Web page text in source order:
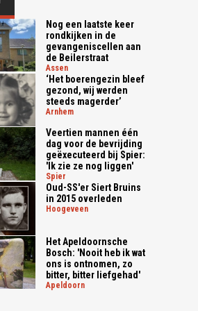
Nog een laatste keer
rondkijken in de
gevangeniscellen aan
de Beilerstraat
assen
‘Het boerengezin bleef
gezond, wij werden
steeds magerder’
arnhem
Veertien mannen één
dag voor de bevrijding
geëxecuteerd bij Spier:
'Ik zie ze nog liggen'
spier
Oud-SS'er Siert Bruins
in 2015 overleden
hoogeveen
Het Apeldoornsche
Bosch: 'Nooit heb ik wat
ons is ontnomen, zo
bitter, bitter liefgehad'
apeldoorn